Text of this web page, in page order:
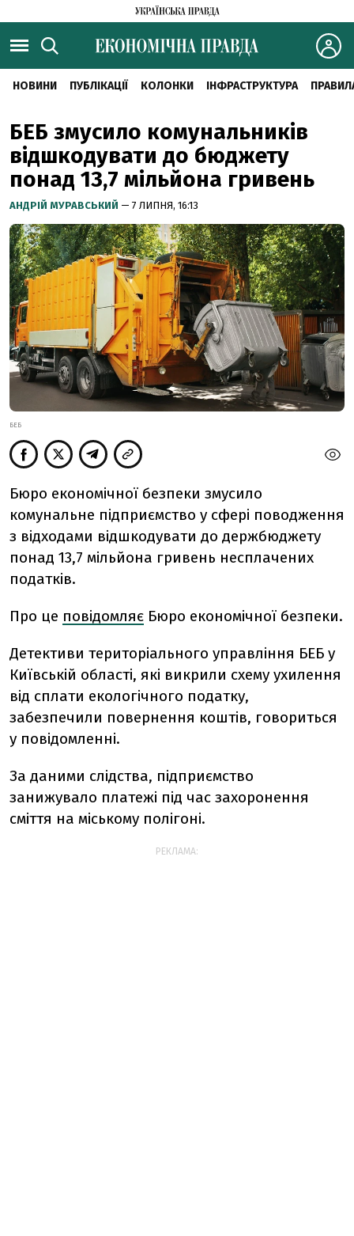
НОВИНИ ПУБЛІКАЦІЇ КОЛОНКИ ІНФРАСТРУКТУРА
БЕБ змусило комунальників
відшкодувати до бюджету
понад 13,7 мільйона гривень
АНДРІЙ МУРАВСЬКИЙ — 7 ЛИПНЯ, 16:13
БЕБ
Бюро економічної безпеки змусило
комунальне підприємство у сфері поводження
з відходами відшкодувати до держбюджету
понад 13,7 мільйона гривень несплачених
податків.
Про це повідомляє Бюро економічної безпеки.
Детективи територіального управління БЕБ у
Київській області, які викрили схему ухилення
від сплати екологічного податку,
забезпечили повернення коштів, говориться
у повідомленні.
За даними слідства, підприємство
занижувало платежі під час захоронення
сміття на міському полігоні.
РЕКЛАМА: